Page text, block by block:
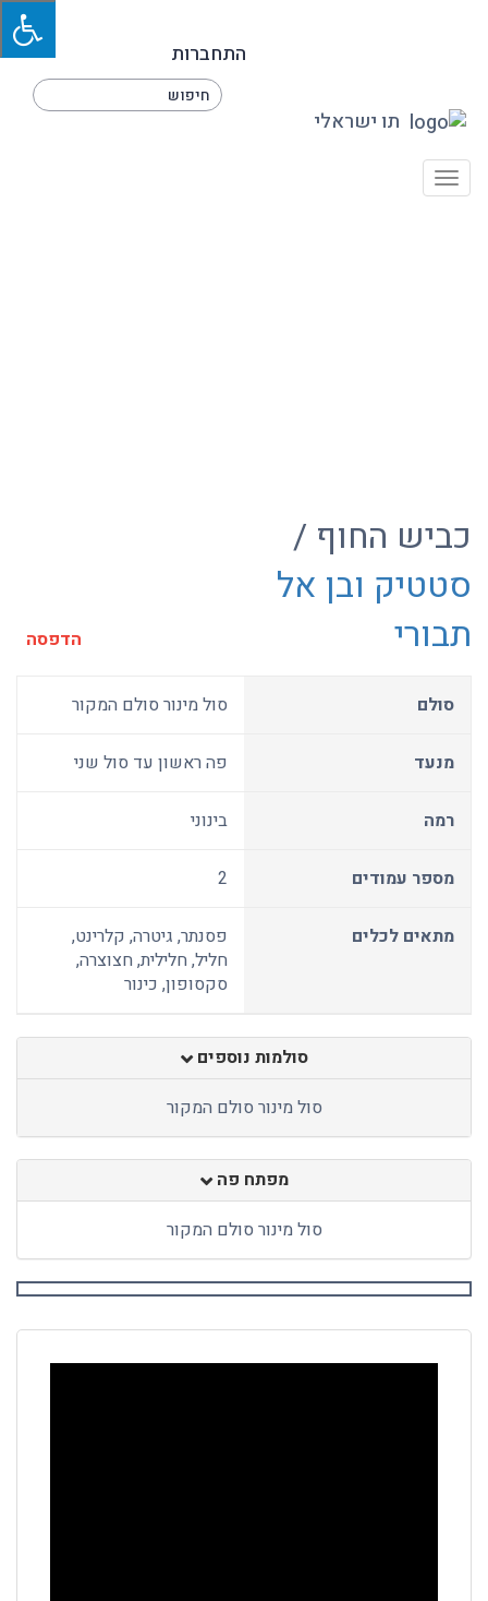
התחברות
תו ישראלי
Toggle
כביש החוף /
סטטיק ובן אל
תבורי
הדפסה
סולם סול מינור סולם המקור
מנעד פה ראשון עד סול שני
רמה בינוני
מספר עמודים 2
מתאים לכלים
פסנתר, גיטרה, קלרינט,
חליל, חלילית, חצוצרה,
סקסופון, כינור
סולמות נוספים
סול מינור סולם המקור
מפתח פה
סול מינור סולם המקור